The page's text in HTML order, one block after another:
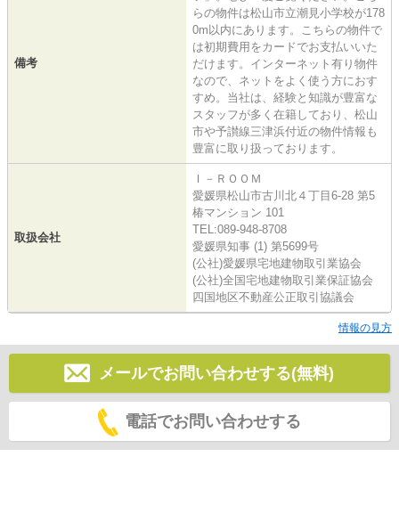
備考
らの物件は松山市立潮見小学校が178
0m以内にあります。こちらの物件で
は初期費用をカードでお支払いいた
だけます。インターネット有り物件
なので、ネットをよく使う方におす
すめ。当社は、経験と知識が豊富な
スタッフが多く在籍しており、松山
市や予讃線三津浜付近の物件情報も
豊富に取り扱っております。
取扱会社
Ｉ－ＲＯＯＭ
愛媛県松山市古川北４丁目6-28 第5
椿マンション 101
TEL:089-948-8708
愛媛県知事 (1) 第5699号
(公社)愛媛県宅地建物取引業協会
(公社)全国宅地建物取引業保証協会
四国地区不動産公正取引協議会
情報の見方
メールでお問い合わせする(無料)
電話でお問い合わせする